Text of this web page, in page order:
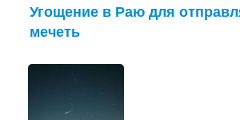
Угощение в Раю для
мечеть